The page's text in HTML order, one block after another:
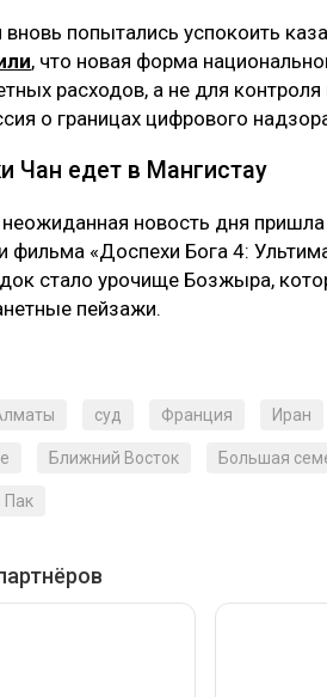
вновь попытались успокоить
, что новая форма
расходов, а не для
о границах цифрового
Чан едет в Мангистау
новость дня
фильма «Доспехи Бога 4:
стало урочище Бозжыра,
пейзажи.
суд Франция Иран
Ближний Восток Большая
Пак